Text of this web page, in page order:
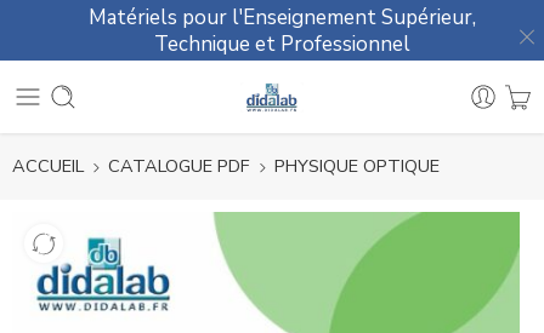
Matériels pour l'Enseignement Supérieur,
Technique et Professionnel
ACCUEIL CATALOGUE PDF PHYSIQUE OPTIQUE